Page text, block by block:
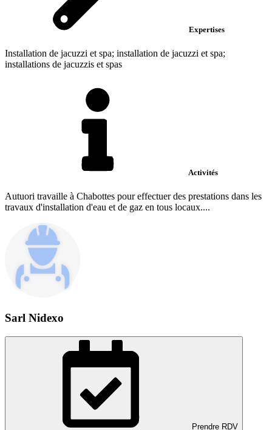
Expertises
Installation de jacuzzi et spa; installation de jacuzzi et spa;
installations de jacuzzis et spas
Activités
Autuori travaille à Chabottes pour effectuer des prestations dans les
travaux d'installation d'eau et de gaz en tous locaux....
Sarl Nidexo
Prendre RDV